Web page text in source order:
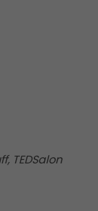
TEDSalon